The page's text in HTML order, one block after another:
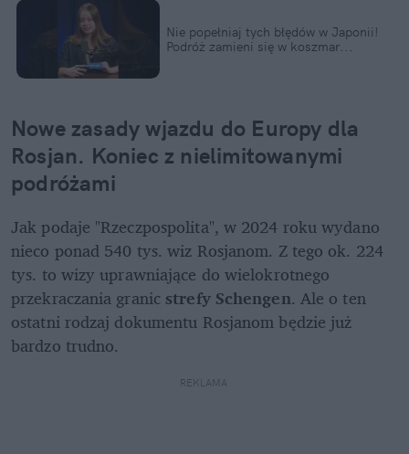
Nie popełniaj tych błędów w Japonii!
Podróż zamieni się w koszmar...
Nowe zasady wjazdu do Europy dla
Rosjan. Koniec z nielimitowanymi
podróżami
Jak podaje "Rzeczpospolita", w 2024 roku wydano
nieco ponad 540 tys. wiz Rosjanom. Z tego ok. 224
tys. to wizy uprawniające do wielokrotnego
przekraczania granic strefy Schengen. Ale o ten
ostatni rodzaj dokumentu Rosjanom będzie już
bardzo trudno.
REKLAMA